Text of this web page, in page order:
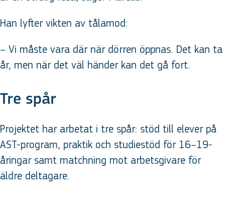
Han lyfter vikten av tålamod:
– Vi måste vara där när dörren öppnas. Det kan ta
år, men när det väl händer kan det gå fort.
Tre spår
Projektet har arbetat i tre spår: stöd till elever på
AST-program, praktik och studiestöd för 16–19-
åringar samt matchning mot arbetsgivare för
äldre deltagare.